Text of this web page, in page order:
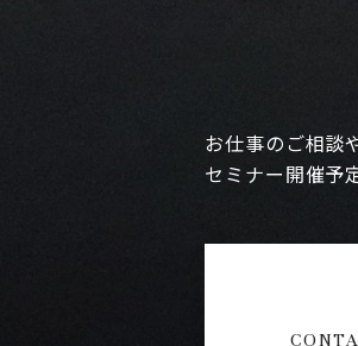
お仕事のご相談
セミナー開催予